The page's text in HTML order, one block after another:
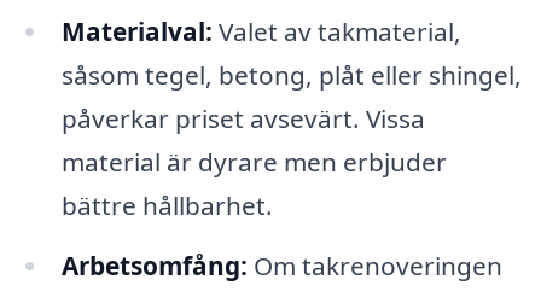
Materialval: Valet av takmaterial,
såsom tegel, betong, plåt eller shingel,
påverkar priset avsevärt. Vissa
material är dyrare men erbjuder
bättre hållbarhet.
Arbetsomfång: Om takrenoveringen